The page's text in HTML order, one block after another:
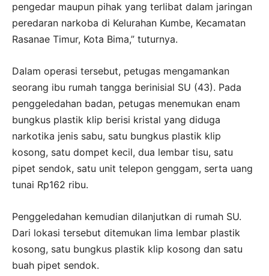
pengedar maupun pihak yang terlibat dalam jaringan
peredaran narkoba di Kelurahan Kumbe, Kecamatan
Rasanae Timur, Kota Bima,” tuturnya.
Dalam operasi tersebut, petugas mengamankan
seorang ibu rumah tangga berinisial SU (43). Pada
penggeledahan badan, petugas menemukan enam
bungkus plastik klip berisi kristal yang diduga
narkotika jenis sabu, satu bungkus plastik klip
kosong, satu dompet kecil, dua lembar tisu, satu
pipet sendok, satu unit telepon genggam, serta uang
tunai Rp162 ribu.
Penggeledahan kemudian dilanjutkan di rumah SU.
Dari lokasi tersebut ditemukan lima lembar plastik
kosong, satu bungkus plastik klip kosong dan satu
buah pipet sendok.